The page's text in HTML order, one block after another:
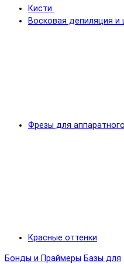
Кисти
Восковая депиляция и
Фрезы для
Красные оттенки
Бонды и Праймеры Базы для